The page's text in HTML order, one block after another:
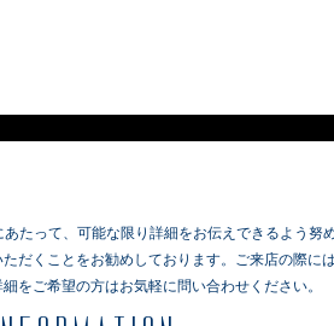
あたって、可能な限り詳細をお伝えできるよう
だくことをお勧めしております。ご来店の際
をご希望の方はお気軽に問い合わせください。